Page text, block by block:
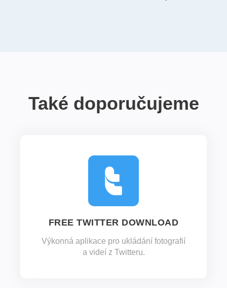
Také doporučujeme
FREE TWITTER DOWNLOAD
Výkonná aplikace pro ukládání fotografií
a videí z Twitteru.